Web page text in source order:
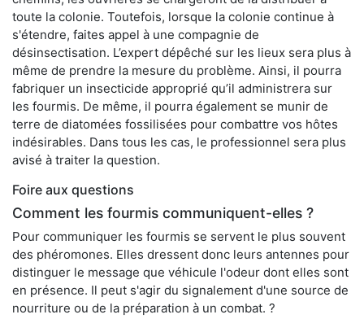
toute la colonie. Toutefois, lorsque la colonie continue à
s'étendre, faites appel à une compagnie de
désinsectisation. L’expert dépêché sur les lieux sera plus à
même de prendre la mesure du problème. Ainsi, il pourra
fabriquer un insecticide approprié qu’il administrera sur
les fourmis. De même, il pourra également se munir de
terre de diatomées fossilisées pour combattre vos hôtes
indésirables. Dans tous les cas, le professionnel sera plus
avisé à traiter la question.
Foire aux questions
Comment les fourmis communiquent-elles ?
Pour communiquer les fourmis se servent le plus souvent
des phéromones. Elles dressent donc leurs antennes pour
distinguer le message que véhicule l'odeur dont elles sont
en présence. Il peut s'agir du signalement d'une source de
nourriture ou de la préparation à un combat. ?